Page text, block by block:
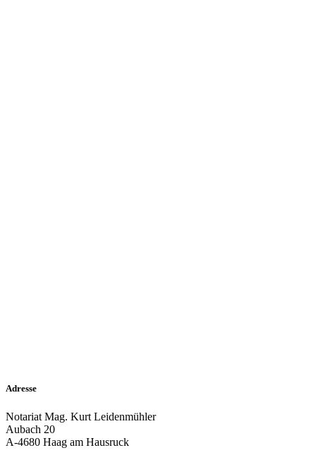
Adresse
Notariat Mag. Kurt Leidenmühler
Aubach 20
A-4680 Haag am Hausruck